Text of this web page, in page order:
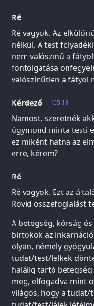
Ré
Ré vagyok. Az
nélkül. A test
nem valószínű a
fontolgatása
valószínűtlen a fátyol
105.18
Kérdező
Namost, szeretnék
úgymond minta testi
ez miként hatna az
erre, kérem?
Ré
Ré vagyok. Ezt az
Rövid összefoglalást
A betegség, kórság
birtokok az
olyan, némely
tudat/test/lelkek
halálig tartó
meg, elfogadva mint
világos, hogy a tudat/